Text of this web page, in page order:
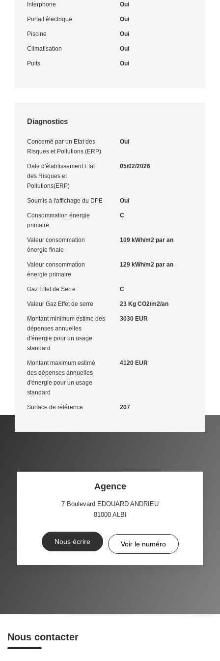
Interphone Oui
Portail électrique Oui
Piscine Oui
Climatisation Oui
Puits Oui
Diagnostics
Concerné par un Etat des
Risques et Pollutions (ERP)
Oui
Date d'établissement Etat
des Risques et
Pollutions(ERP)
05/02/2026
Soumis à l'affichage du DPE Oui
Consommation énergie
primaire
C
Valeur consommation
énergie finale
109 kWh/m2 par an
Valeur consommation
énergie primaire
129 kWh/m2 par an
Gaz Effet de Serre C
Valeur Gaz Effet de serre 23 Kg CO2/m2/an
Montant minimum estimé des
dépenses annuelles
d'énergie pour un usage
standard
3030 EUR
Montant maximum estimé
des dépenses annuelles
d'énergie pour un usage
standard
4120 EUR
Surface de référence 207
Agence
7 Boulevard EDOUARD ANDRIEU
81000 ALBI
Nous écrire Voir le numéro
Nous contacter